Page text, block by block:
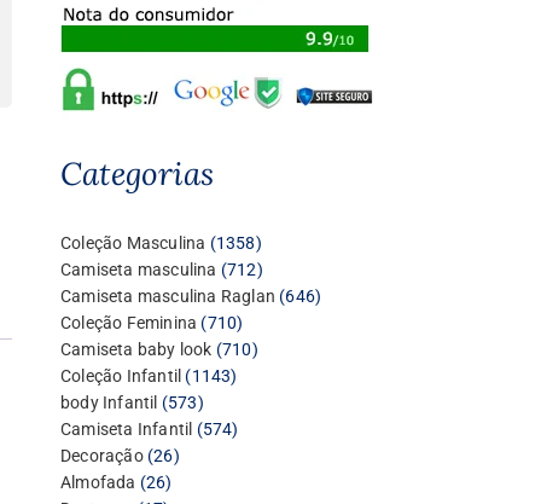
Categorias
Coleção Masculina 13581358
produtos
Camiseta masculina 712712
produtos
Camiseta masculina Raglan 646646
Coleção Feminina 710710
produtos
Camiseta baby look 710710
Coleção Infantil 11431143
body Infantil 573573
produtos
Camiseta Infantil 574574
Decoração 2626
Almofada 2626